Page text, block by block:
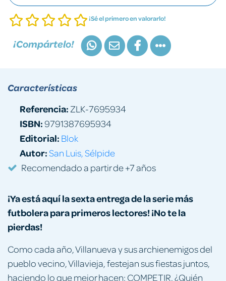
¡Sé el primero en valorarlo!
¡Compártelo!
¡Ya está aquí la sexta entrega de la serie más
futbolera para primeros lectores! ¡No te la
pierdas!
Como cada año, Villanueva y sus archienemigos del
pueblo vecino, Villavieja, festejan sus fiestas juntos,
haciendo lo que mejor hacen: COMPETIR. ¿Quién
Características
Referencia: ZLK-7695934
ISBN:9791387695934
Editorial: Blok
Autor:San Luis, Sélpide
Recomendado a partir de +7 años